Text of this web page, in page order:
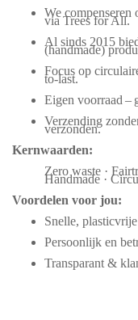
We compenseren
via Trees for All.
Al sinds 2015
(handmade)
Focus op
to-last.
Eigen voorraad –
Verzending
verzonden.
Kernwaarden:
Zero waste ·
Handmade ·
Voordelen voor jou:
Snelle,
Persoonlijk en
Transparant &